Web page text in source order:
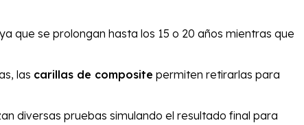
que se prolongan hasta los 15 o 20 años mientras que
las carillas de composite permiten retirarlas para
diversas pruebas simulando el resultado final para